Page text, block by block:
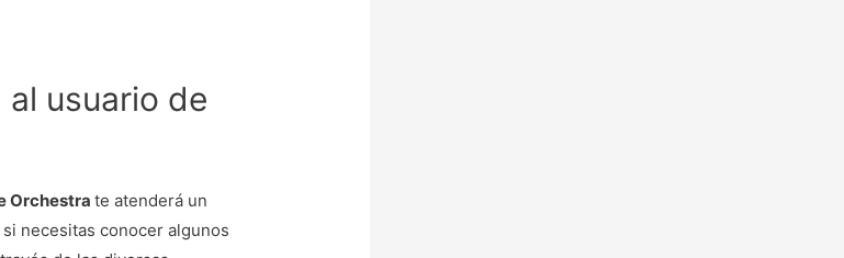
usuario de
Orchestrate atenderá un
necesitas conocer algunos